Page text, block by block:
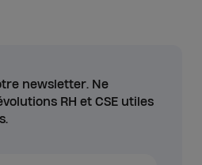
newsletter. Ne
RH et CSE utiles